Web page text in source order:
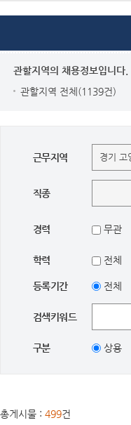
관할지역의 채용정보입니다.
관할지역 전체(1139건)
근무지역
직종
경력 무관
학력 전체
등록기간 전체
검색키워드
구분 상용
총게시물 : 499건